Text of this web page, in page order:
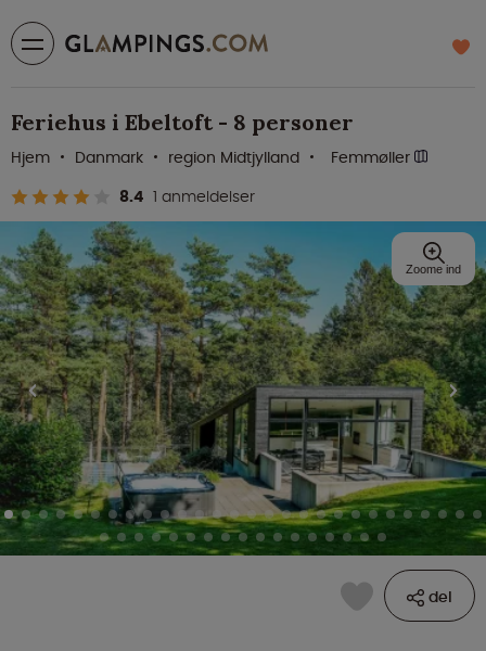
Feriehus i Ebeltoft - 8 personer
8.4 1 anmeldelser
Hjem Danmark region Midtjylland Femmøller
del
Zoome ind